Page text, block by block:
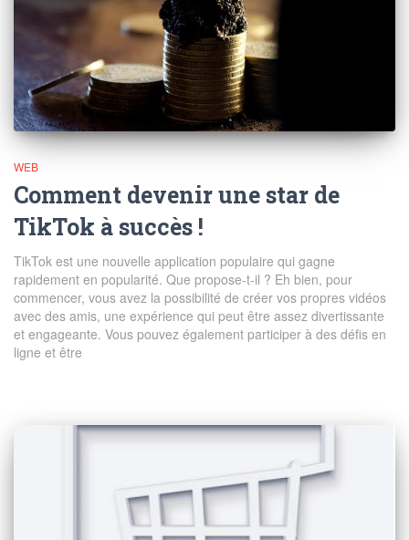
WEB
Comment devenir une star de
TikTok à succès !
TikTok est une nouvelle application populaire qui gagne
rapidement en popularité. Que propose-t-il ? Eh bien, pour
commencer, vous avez la possibilité de créer vos propres vidéos
avec des amis, une expérience qui peut être assez divertissante
et engageante. Vous pouvez également participer à des défis en
ligne et être